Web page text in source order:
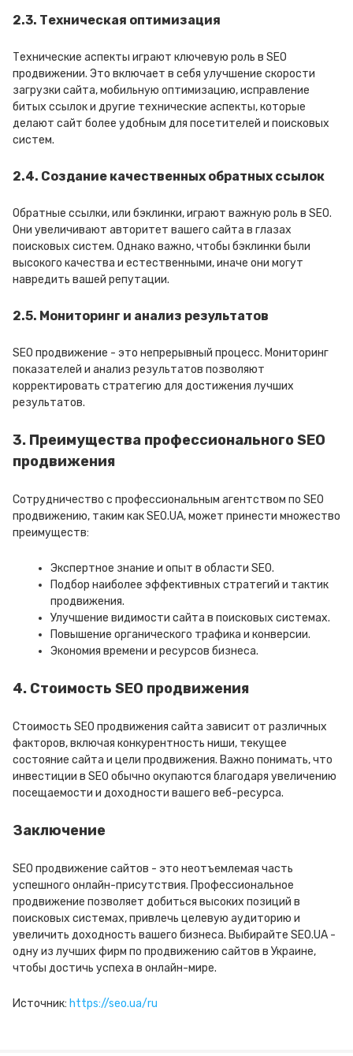
2.3. Техническая оптимизация
Технические аспекты играют ключевую роль в SEO
продвижении. Это включает в себя улучшение скорости
загрузки сайта, мобильную оптимизацию, исправление
битых ссылок и другие технические аспекты, которые
делают сайт более удобным для посетителей и поисковых
систем.
2.4. Создание качественных обратных ссылок
Обратные ссылки, или бэклинки, играют важную роль в SEO.
Они увеличивают авторитет вашего сайта в глазах
поисковых систем. Однако важно, чтобы бэклинки были
высокого качества и естественными, иначе они могут
навредить вашей репутации.
2.5. Мониторинг и анализ результатов
SEO продвижение - это непрерывный процесс. Мониторинг
показателей и анализ результатов позволяют
корректировать стратегию для достижения лучших
результатов.
3. Преимущества профессионального SEO
продвижения
Сотрудничество с профессиональным агентством по SEO
продвижению, таким как SEO.UA, может принести множество
преимуществ:
Экспертное знание и опыт в области SEO.
Подбор наиболее эффективных стратегий и тактик
продвижения.
Улучшение видимости сайта в поисковых системах.
Повышение органического трафика и конверсии.
Экономия времени и ресурсов бизнеса.
4. Стоимость SEO продвижения
Стоимость SEO продвижения сайта зависит от различных
факторов, включая конкурентность ниши, текущее
состояние сайта и цели продвижения. Важно понимать, что
инвестиции в SEO обычно окупаются благодаря увеличению
посещаемости и доходности вашего веб-ресурса.
Заключение
SEO продвижение сайтов - это неотъемлемая часть
успешного онлайн-присутствия. Профессиональное
продвижение позволяет добиться высоких позиций в
поисковых системах, привлечь целевую аудиторию и
увеличить доходность вашего бизнеса. Выбирайте SEO.UA -
одну из лучших фирм по продвижению сайтов в Украине,
чтобы достичь успеха в онлайн-мире.
Источник: https://seo.ua/ru